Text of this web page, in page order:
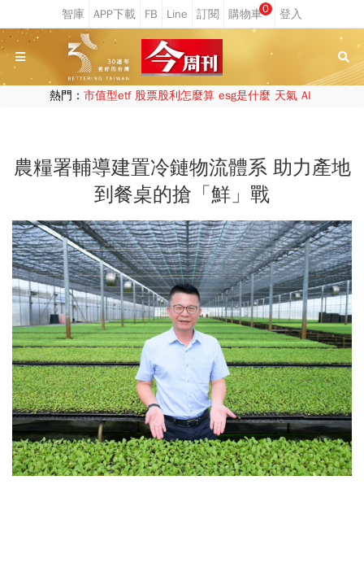
0
熱門： 市值型etf 股票股利怎麼算 esg是什麼 天氣 AI
農糧署輔導建置冷鏈物流體系 助力產地
到餐桌的搶「鮮」戰